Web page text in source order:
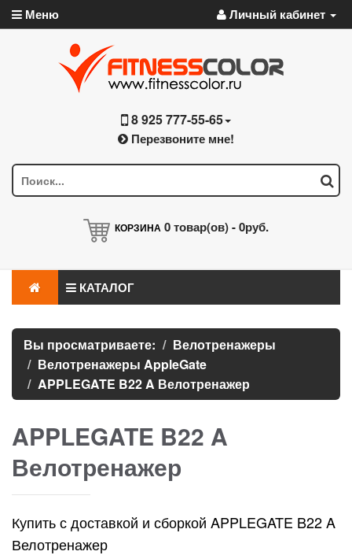
Меню Личный кабинет
8 925 777-55-65
Перезвоните мне!
КОРЗИНА 0товар(ов) -0руб.
КАТАЛОГ
Вы просматриваете:
Велотренажеры
Велотренажеры AppleGate
APPLEGATE B22 A Велотренажер
APPLEGATE B22 A
Велотренажер
Купить с доставкой и сборкой APPLEGATE B22 A
Велотренажер